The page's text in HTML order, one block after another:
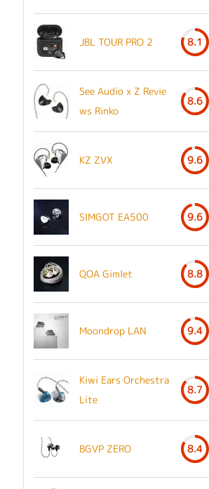
JBL TOUR PRO 2 8.1
See Audio x Z Revie
ws Rinko
8.6
KZ ZVX 9.6
SIMGOT EA500 9.6
QOA Gimlet 8.8
Moondrop LAN 9.4
Kiwi Ears Orchestra
Lite
8.7
BGVP ZERO 8.4